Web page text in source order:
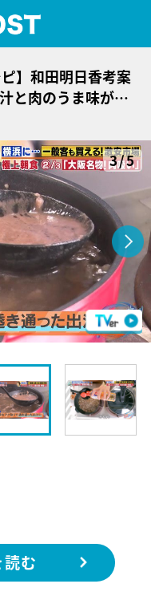
】和田明日香考案
と肉のうま味が絶
3/5
む